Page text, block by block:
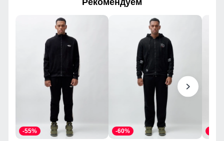
Рекомендуем
-55% -60%